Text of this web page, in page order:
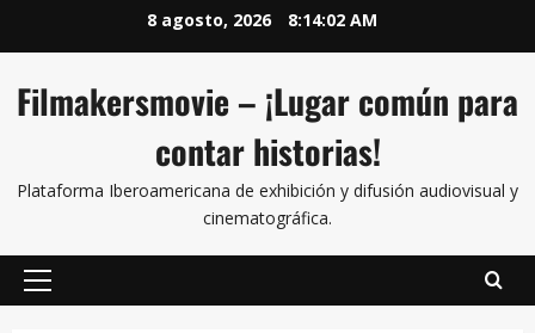
8 agosto, 2026 8:14:02 AM
Filmakersmovie – ¡Lugar común para
contar historias!
Plataforma Iberoamericana de exhibición y difusión audiovisual y
cinematográfica.